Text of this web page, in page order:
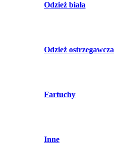
Odzież biała
Odzież ostrzegawcza
Fartuchy
Inne